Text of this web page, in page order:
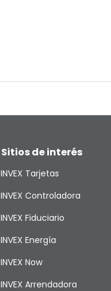
Sitios de interés
INVEX Tarjetas
INVEX Controladora
INVEX Fiduciario
INVEX Energía
INVEX Now
INVEX Arrendadora